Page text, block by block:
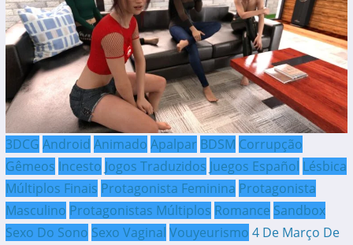
3DCG Android Animado Apalpar BDSM Corrupção
Gêmeos Incesto Jogos Traduzidos Juegos Español Lésbica
Múltiplos Finais Protagonista Feminina Protagonista
Masculino Protagonistas Múltiplos Romance Sandbox
Sexo Do Sono Sexo Vaginal Vouyeurismo 4 De Março De